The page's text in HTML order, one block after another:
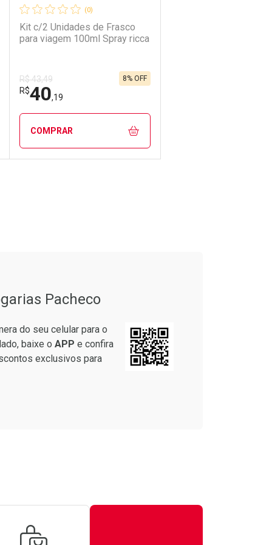
Ativar Desconto
Comprar sem Desconto
Comprar sem Desconto
(0)
Kit c/2 Unidades de Frasco
para viagem 100ml Spray ricca
R$ 43,49
R$40,19
8% OFF
COMPRAR
Pacheco
do seu celular para o
baixe o APP e confira
exclusivos para